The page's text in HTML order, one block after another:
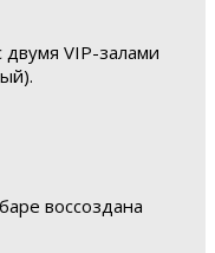
двумя VIP-залами
воссоздана